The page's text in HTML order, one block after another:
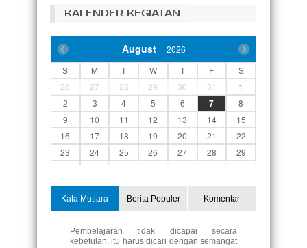
KALENDER KEGIATAN
August
2026
S
M T W T F
S
26
27 28 29 30 31
1
2
3 4 5 6 7
8
9
10 11 12 13 14
15
16
17 18 19 20 21
22
23
24 25 26 27 28
29
Kata Mutiara Berita Populer Komentar
Pembelajaran tidak dicapai secara
kebetulan, itu harus dicari dengan semangat